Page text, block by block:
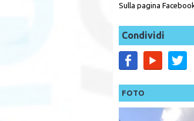
Sulla pagina
Condividi
FOTO